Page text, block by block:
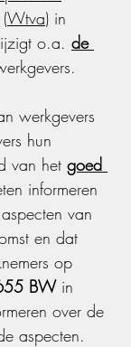
(Wtva) in
o.a. de
werkgevers
hun
van het goed
informeren
van
en dat
op
BW in
over de
aspecten.